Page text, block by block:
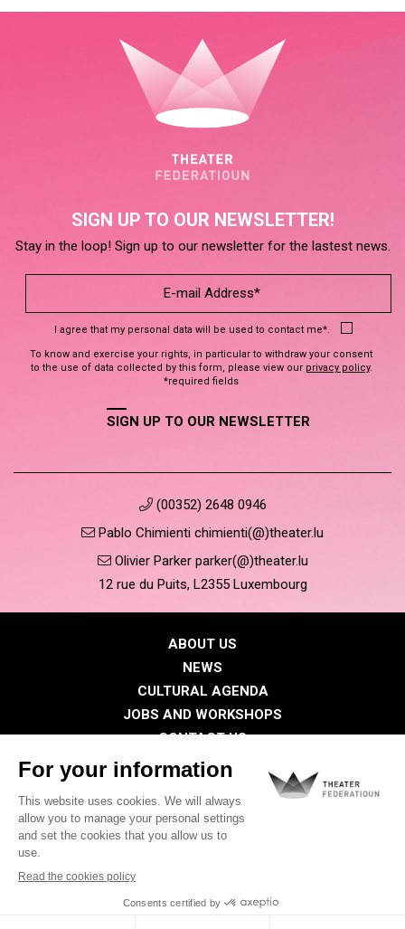
SIGN UP TO OUR NEWSLETTER!
Stay in the loop! Sign up to our newsletter for the lastest news.
I agree that my personal data will be used to contact me*.
To know and exercise your rights, in particular to withdraw your consent
to the use of data collected by this form, please view our privacy policy.
*required fields
SIGN UP TO OUR NEWSLETTER
(00352) 2648 0946
Pablo Chimienti chimienti(@)theater.lu
Olivier Parker parker(@)theater.lu
12 rue du Puits, L2355 Luxembourg
ABOUT US
NEWS
CULTURAL AGENDA
JOBS AND WORKSHOPS
CONTACT US
PRESS
Privacy Policy